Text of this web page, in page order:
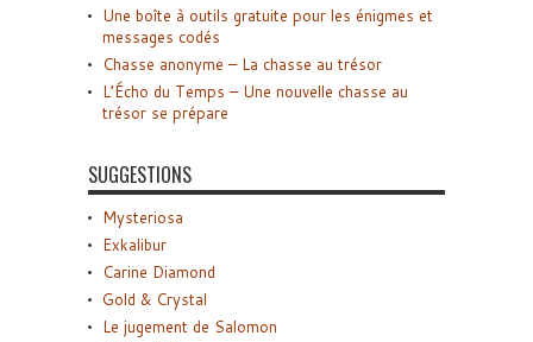
Une boîte à outils gratuite pour les énigmes et
messages codés
Chasse anonyme – La chasse au trésor
L’Écho du Temps – Une nouvelle chasse au
trésor se prépare
SUGGESTIONS
Mysteriosa
Exkalibur
Carine Diamond
Gold & Crystal
Le jugement de Salomon